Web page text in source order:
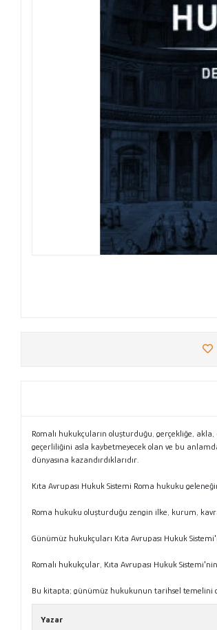
Romalı hukukçuların oluşturduğu, gerçekliğe,
geçerliliğini asla kaybetmeyecek olan ve bu
dünyasına kazandırdıklarıdır.
Kıta Avrupası Hukuk Sistemi Roma hukuku
Roma hukuku oluşturduğu zengin ilke, kurum,
Günümüz hukukçuları Kıta Avrupası Hukuk
Romalı hukukçular, Kıta Avrupası Hukuk
Bu kitapta; günümüz hukukunun tarihsel temelini
Yazar